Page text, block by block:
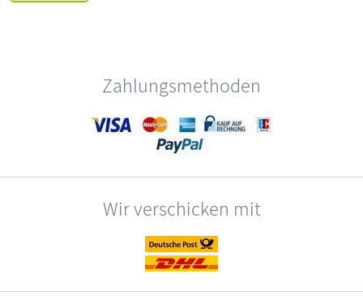
Zahlungsmethoden
Wir verschicken mit